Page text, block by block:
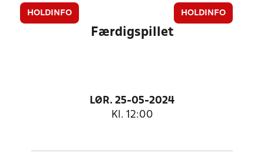
HOLDINFO HOLDINFO
Færdigspillet
LØR. 25-05-2024
Kl. 12:00